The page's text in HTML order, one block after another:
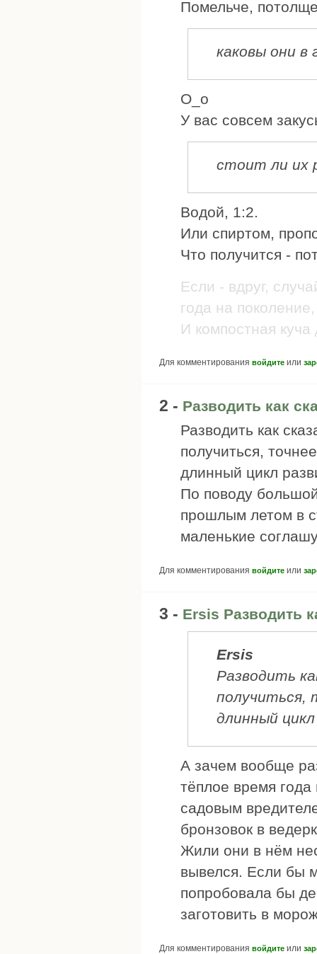
Помельче,
каковы они
О_о
У вас совсем
стоит ли их
Водой, 1:2.
Или спиртом,
Что получится -
Если - вдруг,
года на
И компостная
Для комментирования войдите или
2 - Разводить как
Разводить как
получиться,
длинный цикл
По поводу
прошлым летом в
маленькие
Для комментирования войдите или
3 - Ersis Разводить
Ersis
Разводить
получиться,
длинный
А зачем вообще
тёплое время
садовым
бронзовок в
Жили они в нём
вывелся. Если бы
попробовала бы
заготовить в
Для комментирования войдите или